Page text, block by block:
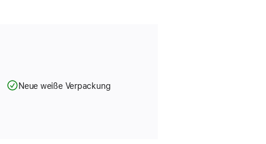
Neue weiße Verpackung